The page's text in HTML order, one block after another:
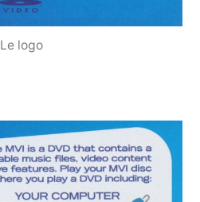
Le logo